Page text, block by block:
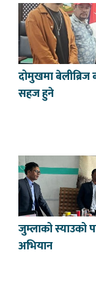
दोमुखमा
सहज हुने
जुम्लाको स्याउको
अभियान